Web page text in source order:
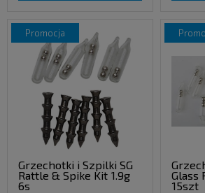
Grzechotki i Szpilki SG
Rattle & Spike Kit 1.9g
6s
promocja
Glass
15szt